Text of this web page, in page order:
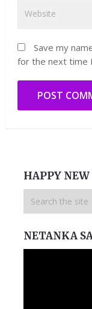
Save my
for the next time
HAPPY
NETANKA